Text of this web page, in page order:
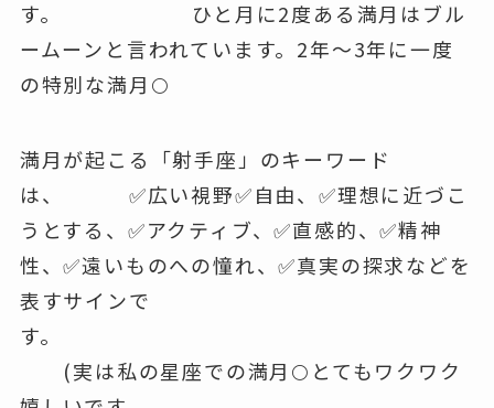
す。 ひと月に2度ある満月はブル
ームーンと言われています。2年〜3年に一度
の特別な満月🌕️
満月が起こる「射手座」のキーワード
は、 ✅️広い視野✅️自由、✅️理想に近づこ
うとする、✅️アクティブ、✅️直感的、✅️精神
性、✅️遠いものへの憧れ、✅️真実の探求などを
表すサインで
す。
(実は私の星座での満月🌕とてもワクワク